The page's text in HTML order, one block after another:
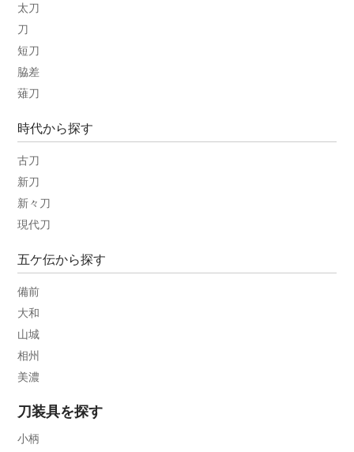
太刀
刀
短刀
脇差
薙刀
時代から探す
古刀
新刀
新々刀
現代刀
五ケ伝から探す
備前
大和
山城
相州
美濃
刀装具を探す
小柄